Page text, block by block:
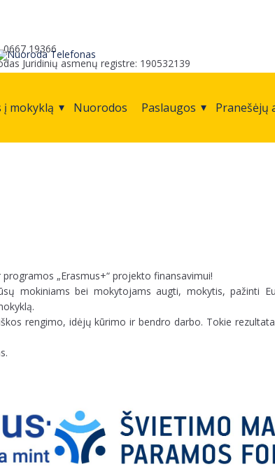
0667 19366
Juridinių asmenų registre: 190532139
į mokyklą Nuorodos Paslaugos Pranešėjų
„Erasmus+“ projekto finansavimui!
mokiniams bei mokytojams augti, mokytis, pažinti
rengimo, idėjų kūrimo ir bendro darbo. Tokie